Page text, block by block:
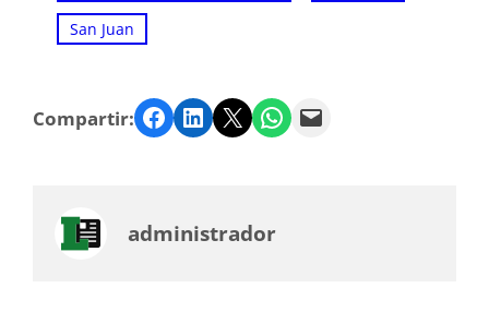
San Juan
Compartir: Facebook LinkedIn Twitter WhatsApp Email
administrador